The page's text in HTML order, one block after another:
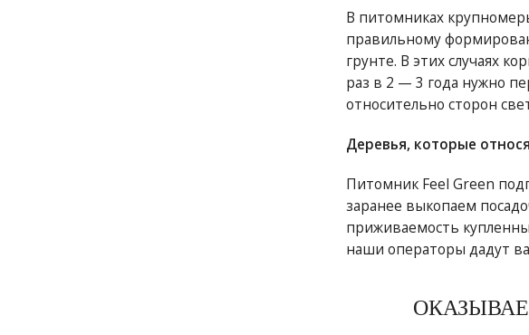
В питомниках
правильному
грунте. В этих случаях
раз в 2 — 3 года нужно
относительно сторон
Деревья, которые
Питомник Feel Green
заранее выкопаем
приживаемость
наши операторы дадут